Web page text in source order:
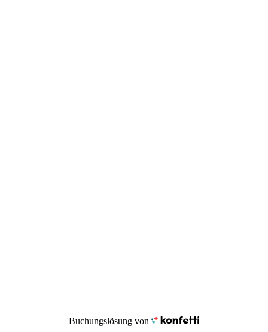
Buchungslösung von